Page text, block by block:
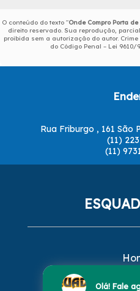
O conteúdo do texto "Onde Compro Porta
direito reservado. Sua reprodução,
proibida sem a autorização do autor.
do Código Penal – Lei 9610/
Rua Friburgo , 161 São
(11)
(11)
Olá! Fale